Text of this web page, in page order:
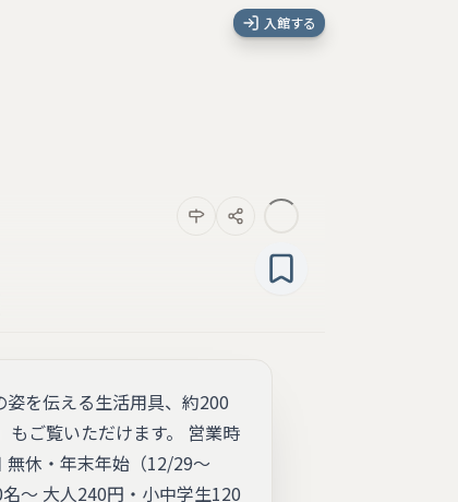
入館する
を伝える生活用具、約200
ご覧いただけます。 営業時
休・年末年始（12/29～
～ 大人240円・小中学生120